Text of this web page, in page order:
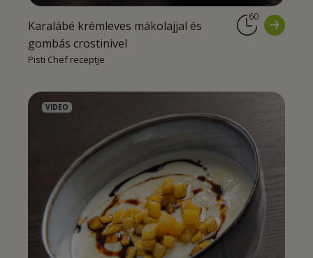
Karalábé krémleves mákolajjal és
gombás crostinivel
Pisti Chef receptje
60
VIDEO